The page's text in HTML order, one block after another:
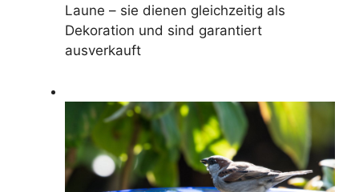
Laune – sie dienen gleichzeitig als
Dekoration und sind garantiert
ausverkauft